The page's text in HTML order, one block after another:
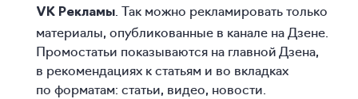
VK Рекламы . Так можно рекламировать только
материалы, опубликованные в канале на Дзене.
Промостатьи показываются на главной Дзена,
в рекомендациях к статьям и во вкладках
по форматам: статьи, видео, новости.